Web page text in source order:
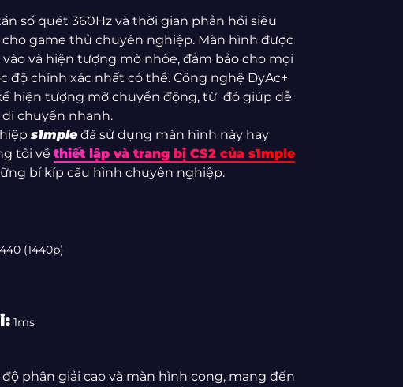
số quét 360Hz và thời gian phản hồi siêu
game thủ chuyên nghiệp. Màn hình được
và hiện tượng mờ nhòe, đảm bảo cho mọi
độ chính xác nhất có thể. Công nghệ DyAc+
hiện tượng mờ chuyển động, từ đó giúp dễ
chuyển nhanh.
s1mple đã sử dụng màn hình này hay
tôi về thiết lập và trang bị CS2 của s1mple
bí kíp cấu hình chuyên nghiệp.
(1440p)
1ms
phân giải cao và màn hình cong, mang đến